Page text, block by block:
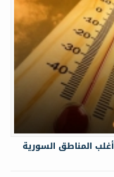
المناطق السورية